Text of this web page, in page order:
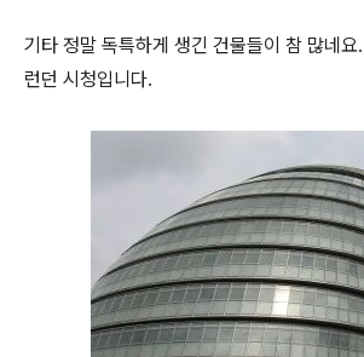
기타 정말 독특하게 생긴 건물들이 참 많네요.
런던 시청입니다.